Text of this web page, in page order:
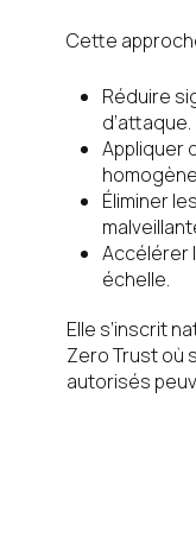
Cette
Réduire
d’attaque.
Appliquer
Éliminer
Accélérer
échelle.
Elle s’inscrit
Zero Trust où
autorisés